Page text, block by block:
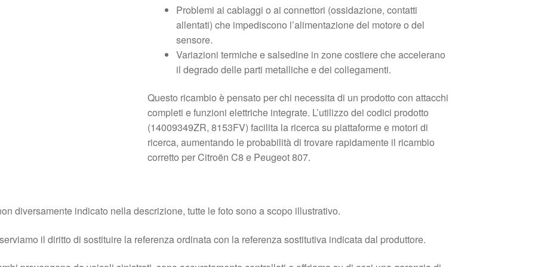
Problemi ai cablaggi o ai connettori (ossidazione, contatti
allentati) che impediscono l’alimentazione del motore o del
sensore.
Variazioni termiche e salsedine in zone costiere che accelerano
il degrado delle parti metalliche e dei collegamenti.
Questo ricambio è pensato per chi necessita di un prodotto con attacchi
completi e funzioni elettriche integrate. L’utilizzo dei codici prodotto
(14009349ZR, 8153FV) facilita la ricerca su piattaforme e motori di
ricerca, aumentando le probabilità di trovare rapidamente il ricambio
corretto per Citroën C8 e Peugeot 807.
diversamente indicato nella descrizione, tutte le foto sono a scopo illustrativo.
il diritto di sostituire la referenza ordinata con la referenza sostitutiva indicata dal produttore.